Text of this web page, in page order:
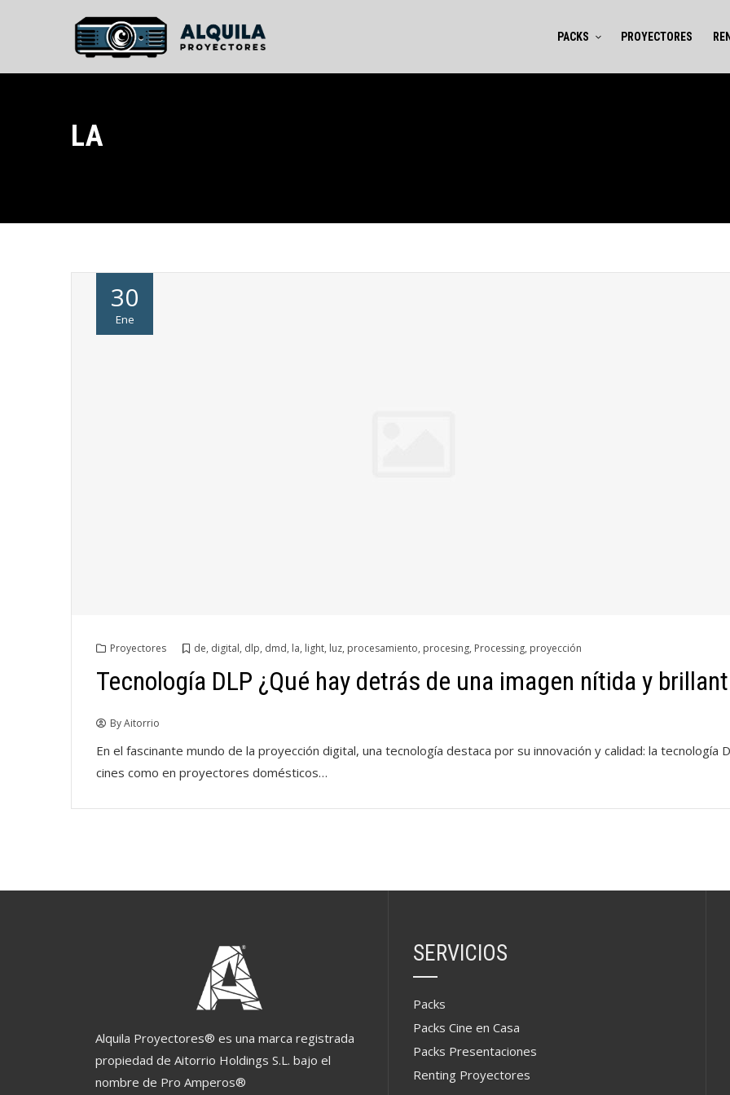
PACKS PROYECTORES
LA
30
Ene
Proyectores de, digital, dlp, dmd, la, light, luz, procesamiento, procesing, Processing, proyección
Tecnología DLP ¿Qué hay detrás de una imagen nítida y
ByAitorrio
En el fascinante mundo de la proyección digital, una tecnología destaca por su innovación y calidad: la
cines como en proyectores domésticos…
Alquila Proyectores® es una marca registrada
propiedad de Aitorrio Holdings S.L. bajo el
nombre de Pro Amperos®
SERVICIOS
Packs
Packs Cine en Casa
Packs Presentaciones
Renting Proyectores